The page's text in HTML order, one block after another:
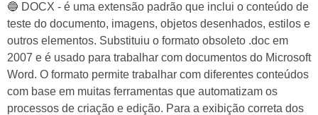
🔵 DOCX - é uma extensão padrão que inclui o conteúdo de
teste do documento, imagens, objetos desenhados, estilos e
outros elementos. Substituiu o formato obsoleto .doc em
2007 e é usado para trabalhar com documentos do Microsoft
Word. O formato permite trabalhar com diferentes conteúdos
com base em muitas ferramentas que automatizam os
processos de criação e edição. Para a exibição correta dos